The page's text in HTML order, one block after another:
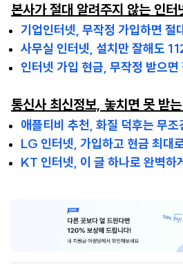
본사가 절대 알려주지 않는 인
기업인터넷, 무작정 가입하면 절
사무실 인터넷, 설치만 잘해도
인터넷 가입 현금, 무작정 받으면
통신사 최신정보, 놓치면 못 받
애플티비 추천, 화질 덕후는 무조
LG 인터넷, 가입하고 현금 최대
KT 인터넷, 이 글 하나로 완벽하